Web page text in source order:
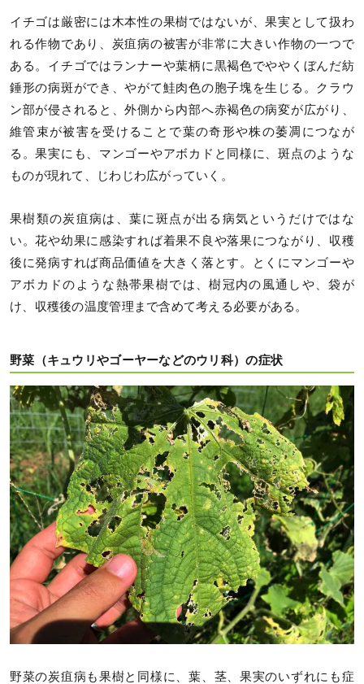
イチゴは厳密には木本性の果樹ではないが、果実として扱わ
れる作物であり、炭疽病の被害が非常に大きい作物の一つで
ある。イチゴではランナーや葉柄に黒褐色でややくぼんだ紡
錘形の病斑ができ、やがて鮭肉色の胞子塊を生じる。クラウ
ン部が侵されると、外側から内部へ赤褐色の病変が広がり、
維管束が被害を受けることで葉の奇形や株の萎凋につなが
る。果実にも、マンゴーやアボカドと同様に、斑点のような
ものが現れて、じわじわ広がっていく。
果樹類の炭疽病は、葉に斑点が出る病気というだけではな
い。花や幼果に感染すれば着果不良や落果につながり、収穫
後に発病すれば商品価値を大きく落とす。とくにマンゴーや
アボカドのような熱帯果樹では、樹冠内の風通しや、袋が
け、収穫後の温度管理まで含めて考える必要がある。
野菜（キュウリやゴーヤーなどのウリ科）の症状
野菜の炭疽病も果樹と同様に、葉、茎、果実のいずれにも症